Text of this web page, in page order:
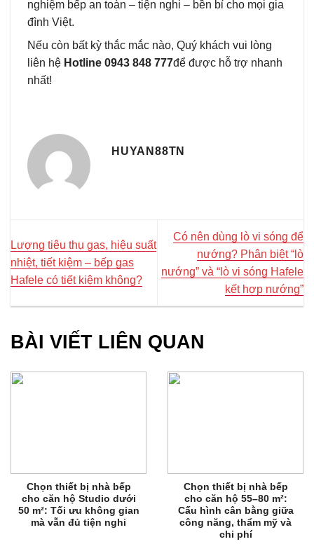
nghiệm bếp an toàn – tiện nghi – bền bỉ cho mọi gia
đình Việt.
Nếu còn bất kỳ thắc mắc nào, Quý khách vui lòng
liên hệ Hotline 0943 848 777để được hỗ trợ nhanh
nhất!
HUYAN88TN
Lượng tiêu thụ gas, hiệu suất
nhiệt, tiết kiệm – bếp gas
Hafele có tiết kiệm không?
Có nên dùng lò vi sóng để
nướng? Phân biệt “lò
nướng” và “lò vi sóng Hafele
kết hợp nướng”
BÀI VIẾT LIÊN QUAN
Chọn thiết bị nhà bếp
cho căn hộ Studio dưới
50 m²: Tối ưu không gian
mà vẫn đủ tiện nghi
Chọn thiết bị nhà bếp
cho căn hộ 55–80 m²:
Cấu hình cân bằng giữa
công năng, thẩm mỹ và
chi phí